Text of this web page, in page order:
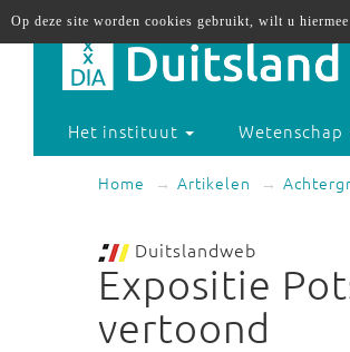
Het instituut Wetenschap
Home Artikelen
Duitslandweb
Expositie
vertoond
Op deze site worden cookies gebruikt, wilt u hiermee